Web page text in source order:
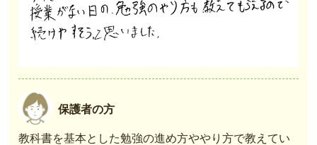
保護者の方
教科書を基本とした勉強の進め方ややり方で教えてい